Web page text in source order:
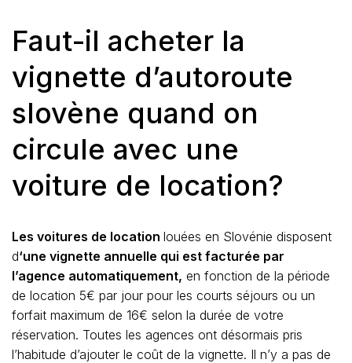
Faut-il acheter la
vignette d’autoroute
slovène quand on
circule avec une
voiture de location?
Les voitures de location louées en Slovénie disposent
d‘une vignette annuelle qui est facturée par
l’agence automatiquement, en fonction de la période
de location 5€ par jour pour les courts séjours ou un
forfait maximum de 16€ selon la durée de votre
réservation. Toutes les agences ont désormais pris
l’habitude d’ajouter le coût de la vignette. Il n’y a pas de